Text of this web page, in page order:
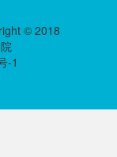
© 2018
-1